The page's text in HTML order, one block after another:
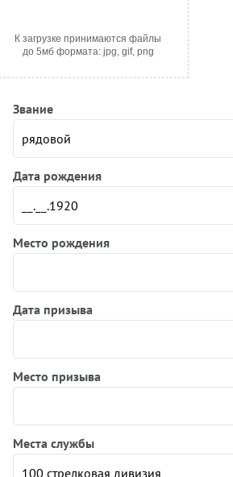
К загрузке принимаются файлы
до 5мб формата: jpg, gif, png
Звание
Дата рождения
Место рождения
Дата призыва
Место призыва
Места службы